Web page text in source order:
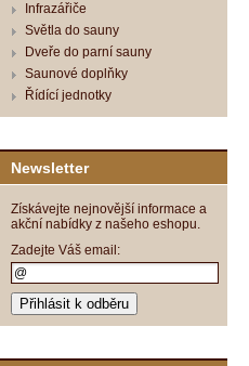
Infrazářiče
Světla do sauny
Dveře do parní sauny
Saunové doplňky
Řídící jednotky
Newsletter
Získávejte nejnovější informace a
akční nabídky z našeho eshopu.
Zadejte Váš email: